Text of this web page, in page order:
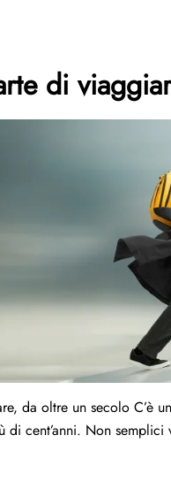
di
da oltre un secolo C’è
di cent’anni. Non